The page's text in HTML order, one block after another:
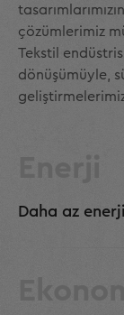
çözümlerimiz
Tekstil
dönüşümüyle,
Daha az enerji